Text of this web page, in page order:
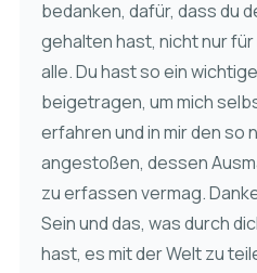
bedanken, dafür, dass du
gehalten hast, nicht nur
alle. Du hast so ein
beigetragen, um mich
erfahren und in mir den so
angestoßen, dessen
zu erfassen vermag.
Sein und das, was durch
hast, es mit der Welt zu